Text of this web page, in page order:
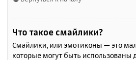
Что такое смайлики?
Смайлики, или эмотиконы — это
которые могут быть